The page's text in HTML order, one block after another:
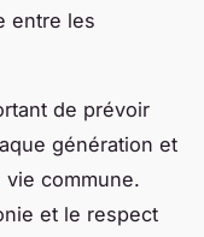
entre les
de prévoir
génération et
commune.
et le respect